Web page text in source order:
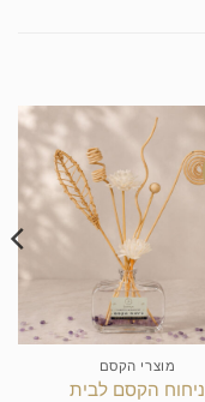
מוצרי הקסם
ניחוח הקסם לבית